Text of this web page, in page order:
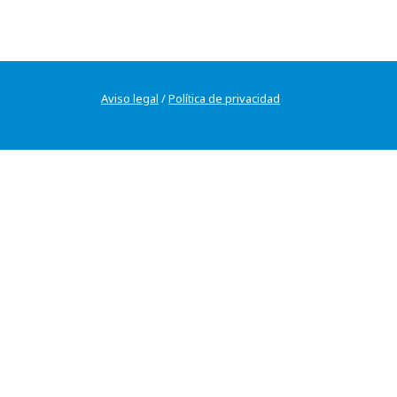
Aviso legal /Política de privacidad